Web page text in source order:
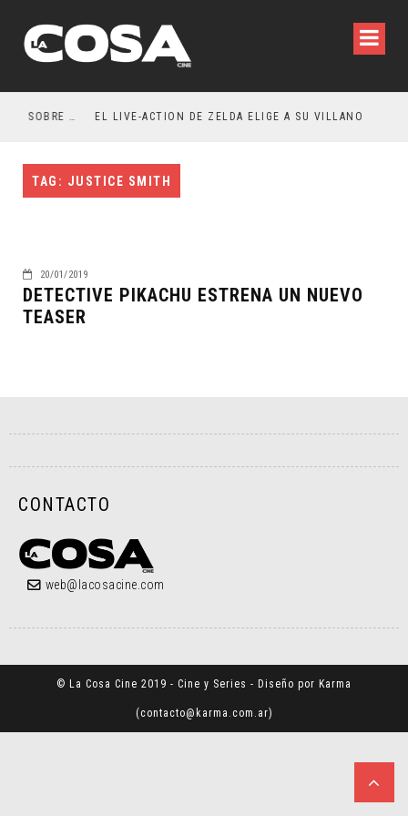
RESEÑA LA INVITACIÓN: OLIVIA WILDE REFLEXIONA SOBRE LA VIDA CONYUGAL EL LIVE-ACTION DE ZELDA ELIGE A SU VILLANO
TAG: JUSTICE SMITH
20/01/2019
DETECTIVE PIKACHU ESTRENA UN NUEVO
TEASER
CONTACTO
web@lacosacine.com
© La Cosa Cine 2019 - Cine y Series - Diseño por Karma
(contacto@karma.com.ar)